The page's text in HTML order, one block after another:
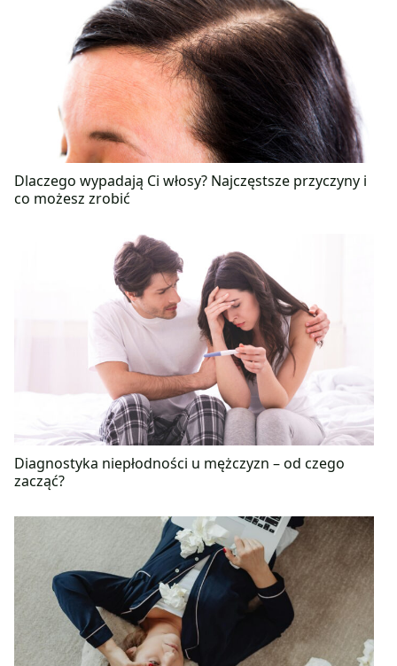
Dlaczego wypadają Ci włosy? Najczęstsze przyczyny i
co możesz zrobić
Diagnostyka niepłodności u mężczyzn – od czego
zacząć?